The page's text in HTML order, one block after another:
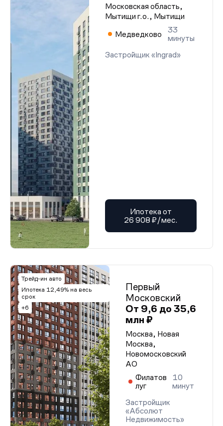
Московская область,
Мытищи г.о., Мытищи
Медведково
33
минуты
Застройщик «Ingrad»
Ипотека от
26 908 ₽/мес.
Трейд-ин авто
Ипотека 12,49% на весь
срок
+6
Первый
Московский
От 9,6 до 35,6
млн ₽
Москва, Новая
Москва,
Новомосковский
АО
Филатов
луг
10
минут
Застройщик
«Абсолют
Недвижимость»